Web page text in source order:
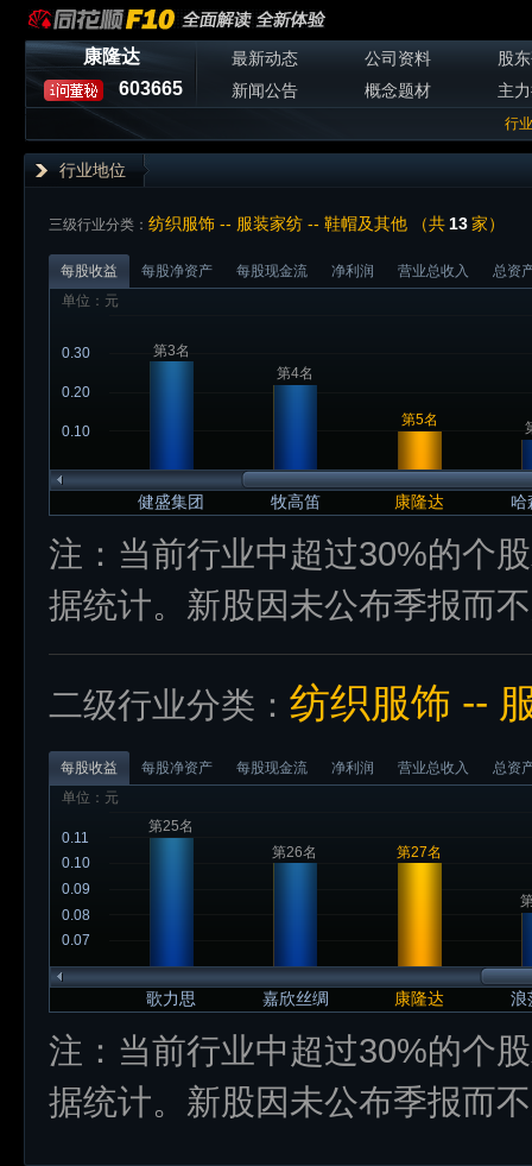
康隆达
603665
最新动态 公司资料
股
新闻公告
概念题材 主
行
行业地位
三级行业分类： 纺织服饰 -- 服装家纺 -- 鞋帽及其他 （共 13家）
每股收益 每股净资产 每股现金流 净利润 营业总收入
总资
单位：元
健盛集团 牧高笛 康隆达 哈
0.10
0.20
0.30
第3名
第4名
第5名
注：当前行业中超过30%的个
据统计。新股因未公布季报而
二级行业分类： 纺织服饰 --
每股收益 每股净资产 每股现金流 净利润 营业总收入
总资
单位：元
歌力思 嘉欣丝绸 康隆达 浪
0.07
0.08
0.09
0.10
0.11
第25名
第26名
第27名
注：当前行业中超过30%的个
据统计。新股因未公布季报而